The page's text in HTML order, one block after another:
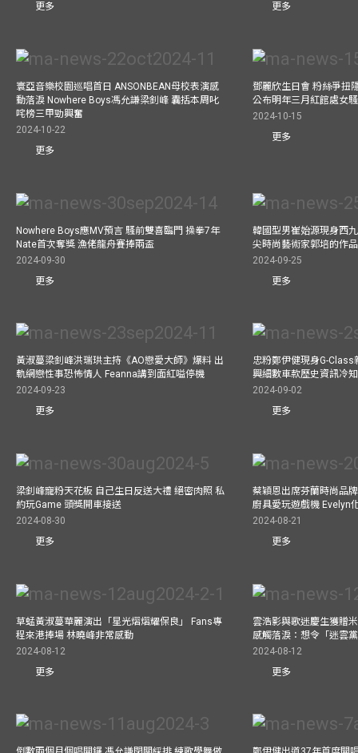
更多
更多
寰亞音樂校園巡唱首日 ANSONBEAN母校表演感
動落淚 Nowhere Boys馮允謙梁釗峰 囊括本周叱
咤榜三甲勁興奮
2024-10-22
更多
鄧麗欣生日會 粉絲爭扭
公布明年三月紅館處女
2024-10-15
更多
Nowhere Boys應MV預言 騷前雙喜臨門 操拳7年
Nate首次奪獎 漁佬龍舟賽捧兩盃
2024-09-30
更多
韓國型男崔始源現身西
尖時尚藝術家郭培的作
2024-09-25
更多
黃淑蔓梁釗峰洪瑞珙主持《AO戀愛大師》爆料 出
軌網戀性事恐怖情人 Feanna講到面紅嗌停機
2024-09-23
更多
忠粉鄭伊健現身G-
興細數車款歷史資訊冷
2024-09-02
更多
梁釗峰寵粉天花板 自己生日反送大禮 絕密肉照 私
約玩Game 頭獎開車接送
2024-08-30
更多
蔡穎恩出席芬蘭時尚品
廚具愛玩遊戲機 Evelyn
2024-08-21
更多
草蜢黃淑蔓華麗演出「星光熠熠耀保良」 Fans專
程來港捧場 林曉峰非常感動
2024-08-12
更多
雲浩影與歌迷慶生獲贈
感觸落淚：想令「迷雲
2024-08-12
更多